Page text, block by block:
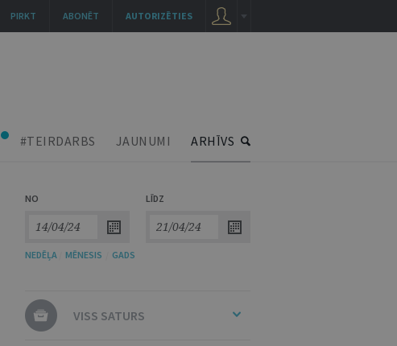
#TEIRDARBS JAUNUMI ARHĪVS
NO LĪDZ
NEDĒĻA MĒNESIS GADS
VISS SATURS
AUTORIZĒTIES
ABONĒT
PIRKT